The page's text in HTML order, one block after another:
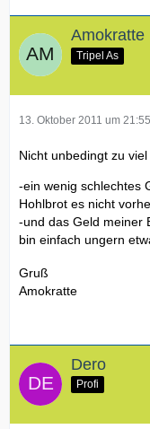
Amokratte
Tripel As
13. Oktober 2011 um 21:55
Nicht unbedingt zu
-ein wenig schlechtes
Hohlbrot es nicht
-und das Geld meiner
bin einfach ungern
Gruß
Amokratte
Dero
Profi